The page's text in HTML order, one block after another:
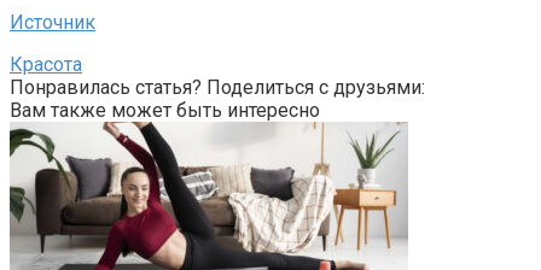
Источник
Красота
Понравилась статья? Поделиться с друзьями:
Вам также может быть интересно